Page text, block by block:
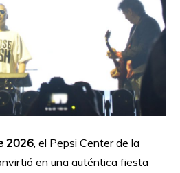
2026 , el Pepsi Center de la
en una auténtica fiesta